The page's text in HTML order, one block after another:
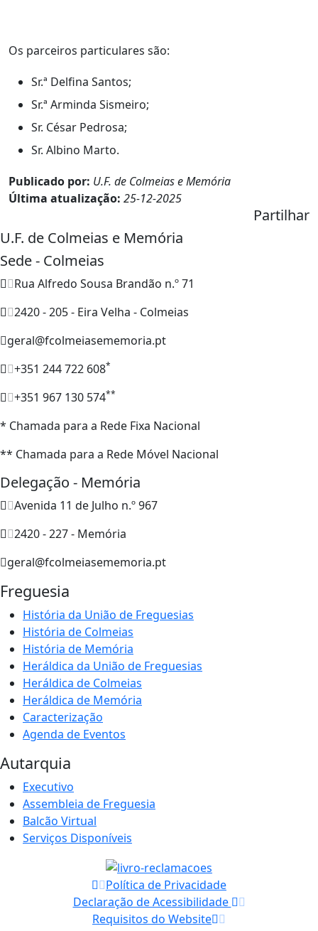
Os parceiros particulares são:
Sr.ª Delfina Santos;
Sr.ª Arminda Sismeiro;
Sr. César Pedrosa;
Sr. Albino Marto.
Publicado por: U.F. de Colmeias e Memória
Última atualização: 25-12-2025
Partilhar
U.F. de Colmeias e Memória
Sede - Colmeias
Rua Alfredo Sousa Brandão n.º 71
2420 - 205 - Eira Velha - Colmeias
geral@fcolmeiasememoria.pt
+351 244 722 608*
+351 967 130 574**
* Chamada para a Rede Fixa Nacional
** Chamada para a Rede Móvel Nacional
Delegação - Memória
Avenida 11 de Julho n.º 967
2420 - 227 - Memória
geral@fcolmeiasememoria.pt
Freguesia
História da União de Freguesias
História de Colmeias
História de Memória
Heráldica da União de Freguesias
Heráldica de Colmeias
Heráldica de Memória
Caracterização
Agenda de Eventos
Autarquia
Executivo
Assembleia de Freguesia
Balcão Virtual
Serviços Disponíveis
Política de Privacidade
Declaração de Acessibilidade
Requisitos do Website